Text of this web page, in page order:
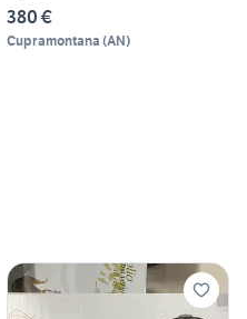
380 €
Cupramontana (AN)